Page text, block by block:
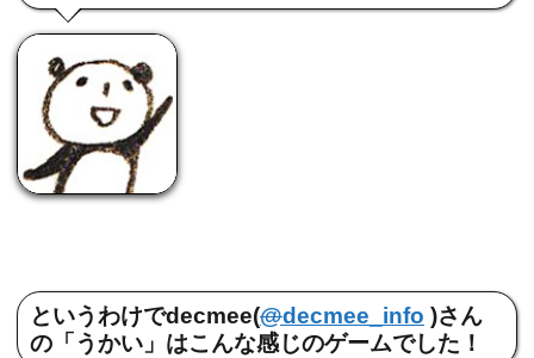
というわけでdecmee(@decmee_info )さん
の「うかい」はこんな感じのゲームでした！